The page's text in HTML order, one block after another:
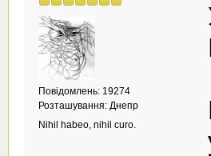
Повідомлень: 19274
Розташування: Днепр
Nihil habeo, nihil curo.